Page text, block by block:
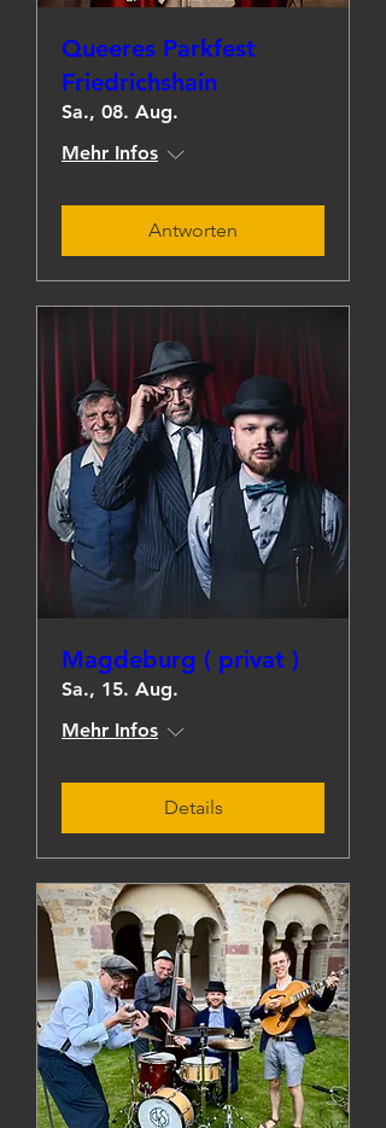
Queeres Parkfest
Friedrichshain
Sa., 08. Aug.
Mehr Infos
Antworten
Magdeburg ( privat )
Sa., 15. Aug.
Mehr Infos
Details